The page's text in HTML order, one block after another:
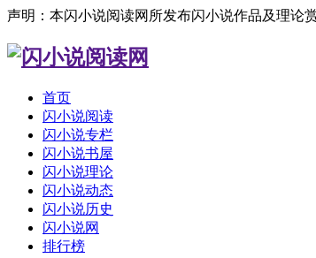
声明：本闪小说阅读网所发布闪小说作品及理论
首页
闪小说阅读
闪小说专栏
闪小说书屋
闪小说理论
闪小说动态
闪小说历史
闪小说网
排行榜